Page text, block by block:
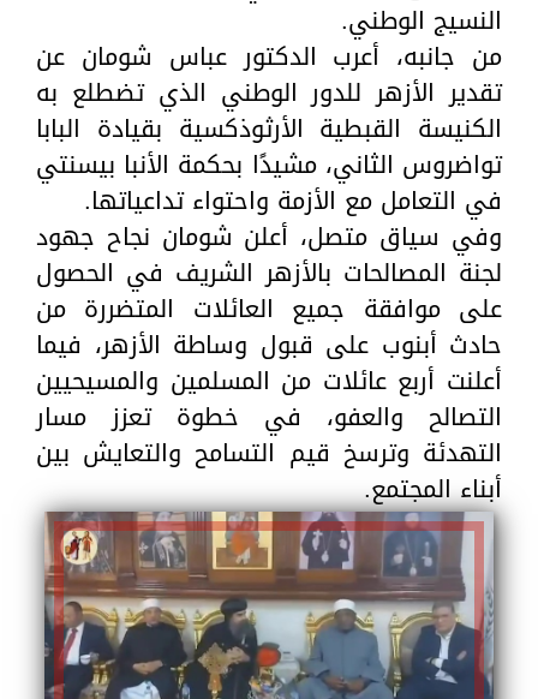
النسيج الوطني.
من جانبه، أعرب الدكتور عباس شومان عن
تقدير الأزهر للدور الوطني الذي تضطلع به
الكنيسة القبطية الأرثوذكسية بقيادة البابا
تواضروس الثاني، مشيدًا بحكمة الأنبا بيسنتي
في التعامل مع الأزمة واحتواء تداعياتها.
وفي سياق متصل، أعلن شومان نجاح جهود
لجنة المصالحات بالأزهر الشريف في الحصول
على موافقة جميع العائلات المتضررة من
حادث أبنوب على قبول وساطة الأزهر، فيما
أعلنت أربع عائلات من المسلمين والمسيحيين
التصالح والعفو، في خطوة تعزز مسار
التهدئة وترسخ قيم التسامح والتعايش بين
أبناء المجتمع.